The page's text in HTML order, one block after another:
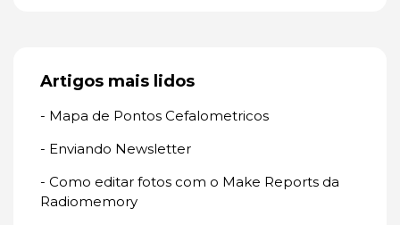
Artigos mais lidos
- Mapa de Pontos Cefalometricos
- Enviando Newsletter
- Como editar fotos com o Make Reports da
Radiomemory